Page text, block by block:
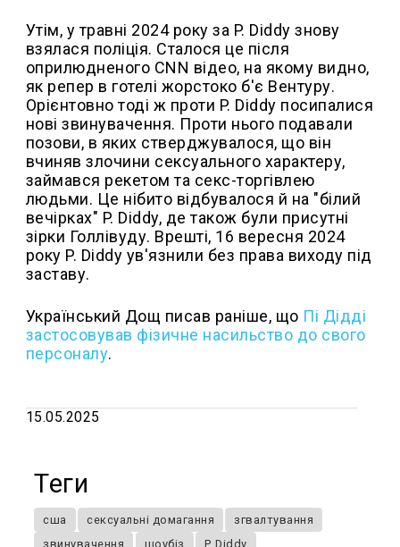
Утім, у травні 2024 року за P. Diddy знову
взялася поліція. Сталося це після
оприлюдненого CNN відео, на якому видно,
як репер в готелі жорстоко б'є Вентуру.
Орієнтовно тоді ж проти P. Diddy посипалися
нові звинувачення. Проти нього подавали
позови, в яких стверджувалося, що він
вчиняв злочини сексуального характеру,
займався рекетом та секс-торгівлею
людьми. Це нібито відбувалося й на "білий
вечірках" P. Diddy, де також були присутні
зірки Голлівуду. Врешті, 16 вересня 2024
року P. Diddy ув'язнили без права виходу під
заставу.
Український Дощ писав раніше, що Пі Дідді
застосовував фізичне насильство до свого
персоналу.
15.05.2025
Теги
сша сексуальні домагання
згвалтування
звинувачення
шоубіз P. Diddy